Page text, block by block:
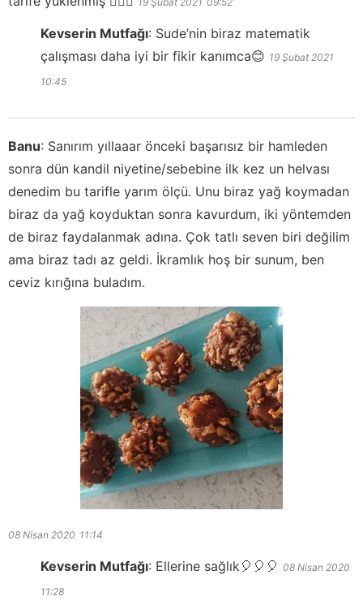
Kevserin Mutfağı: Sude’nin biraz matematik
çalışması daha iyi bir fikir kanımca😊 19 Şubat 2021
10:45
Banu: Sanırım yıllaaar önceki başarısız bir hamleden
sonra dün kandil niyetine/sebebine ilk kez un helvası
denedim bu tarifle yarım ölçü. Unu biraz yağ koymadan
biraz da yağ koyduktan sonra kavurdum, iki yöntemden
de biraz faydalanmak adına. Çok tatlı seven biri değilim
ama biraz tadı az geldi. İkramlık hoş bir sunum, ben
ceviz kırığına buladım.
08 Nisan 2020 11:14
Kevserin Mutfağı: Ellerine sağlık🎈🎈🎈 08 Nisan 2020
11:28